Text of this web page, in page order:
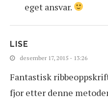
eget ansvar.
LISE
desember 17, 2015 - 13:26
Fantastisk
fjor etter denne